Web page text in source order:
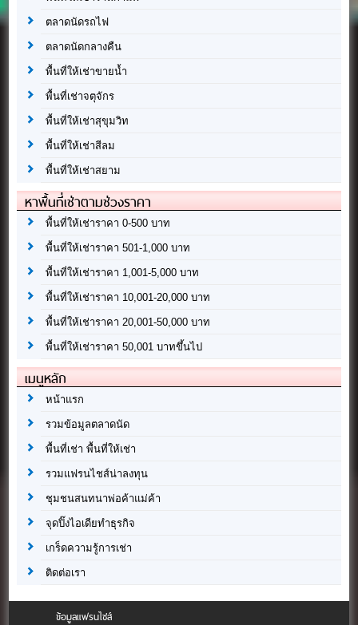
ตลาดนัดรถไฟ
ตลาดนัดกลางคืน
พื้นที่ให้เช่าขายน้ำ
พื้นที่เช่าจตุจักร
พื้นที่ให้เช่าสุขุมวิท
พื้นที่ให้เช่าสีลม
พื้นที่ให้เช่าสยาม
หาพื้นที่เช่าตามช่วงราคา
พื้นที่ให้เช่าราคา 0-500 บาท
พื้นที่ให้เช่าราคา 501-1,000 บาท
พื้นที่ให้เช่าราคา 1,001-5,000 บาท
พื้นที่ให้เช่าราคา 10,001-20,000 บาท
พื้นที่ให้เช่าราคา 20,001-50,000 บาท
พื้นที่ให้เช่าราคา 50,001 บาทขึ้นไป
เมนูหลัก
หน้าแรก
รวมข้อมูลตลาดนัด
พื้นที่เช่า พื้นที่ให้เช่า
รวมแฟรนไชส์น่าลงทุน
ชุมชนสนทนาพ่อค้าแม่ค้า
จุดปิ๊งไอเดียทำธุรกิจ
เกร็ดความรู้การเช่า
ติดต่อเรา
ข้อมูลแฟรนไชส์